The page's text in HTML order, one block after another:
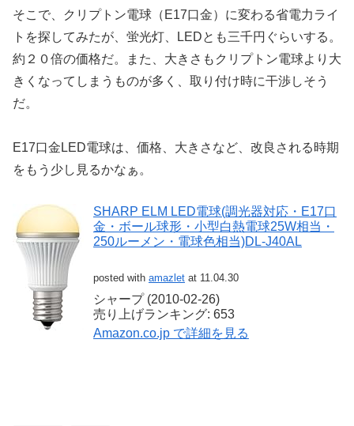
そこで、クリプトン電球（E17口金）に変わる省電力ライ
トを探してみたが、蛍光灯、LEDとも三千円ぐらいする。
約２０倍の価格だ。また、大きさもクリプトン電球より大
きくなってしまうものが多く、取り付け時に干渉しそう
だ。
E17口金LED電球は、価格、大きさなど、改良される時期
をもう少し見るかなぁ。
SHARP ELM LED電球(調光器対応・E17口
金・ボール球形・小型白熱電球25W相当・
250ルーメン・電球色相当)DL-J40AL
posted with amazlet at 11.04.30
シャープ (2010-02-26)
売り上げランキング: 653
Amazon.co.jp で詳細を見る